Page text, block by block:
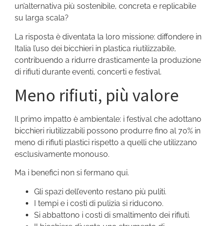
un’alternativa più sostenibile, concreta e replicabile
su larga scala?
La risposta è diventata la loro missione: diffondere in
Italia l’uso dei bicchieri in plastica riutilizzabile,
contribuendo a ridurre drasticamente la produzione
di rifiuti durante eventi, concerti e festival.
Meno rifiuti, più valore
Il primo impatto è ambientale: i festival che adottano
bicchieri riutilizzabili possono produrre fino al 70% in
meno di rifiuti plastici rispetto a quelli che utilizzano
esclusivamente monouso.
Ma i benefici non si fermano qui.
Gli spazi dell’evento restano più puliti.
I tempi e i costi di pulizia si riducono.
Si abbattono i costi di smaltimento dei rifiuti.